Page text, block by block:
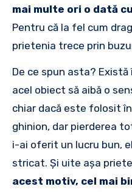
mai multe ori o dată
Pentru că la fel cum
prietenia trece prin
De ce spun asta?
acel obiect să aibă o
chiar dacă este folosit
ghinion, dar pierderea
i-ai oferit un lucru bun,
stricat. Și uite așa
acest motiv, cel mai